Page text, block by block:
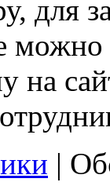
для
можно
на
|